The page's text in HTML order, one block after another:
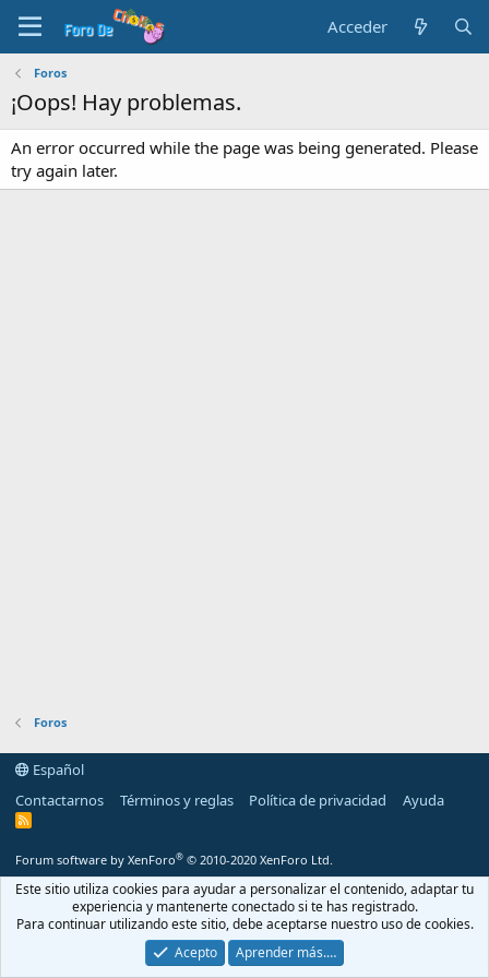
Acceder
Foros
¡Oops! Hay problemas.
An error occurred while the page was being generated. Please
try again later.
Foros
Español
Contactarnos
Términos y reglas Política de privacidad Ayuda
R
Forum software by XenForo® © 2010-2020 XenForo Ltd.
Este sitio utiliza cookies para ayudar a personalizar el contenido, adaptar tu
experiencia y mantenerte conectado si te has registrado.
Para continuar utilizando este sitio, debe aceptarse nuestro uso de cookies.
Acepto
Aprender más.…